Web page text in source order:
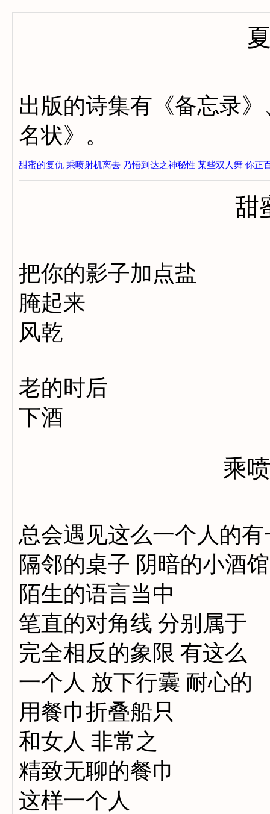
出版的诗集有《备忘录
名状》。
甜蜜的复仇 乘喷射机离去 乃悟到达之神秘性 某些双人舞 你正
甜
把你的影子加点盐
腌起来
风乾
老的时后
下酒
乘
总会遇见这么一个人的有
隔邻的桌子 阴暗的小酒馆
陌生的语言当中
笔直的对角线 分别属于
完全相反的象限 有这么
一个人 放下行囊 耐心的
用餐巾折叠船只
和女人 非常之
精致无聊的餐巾
这样一个人